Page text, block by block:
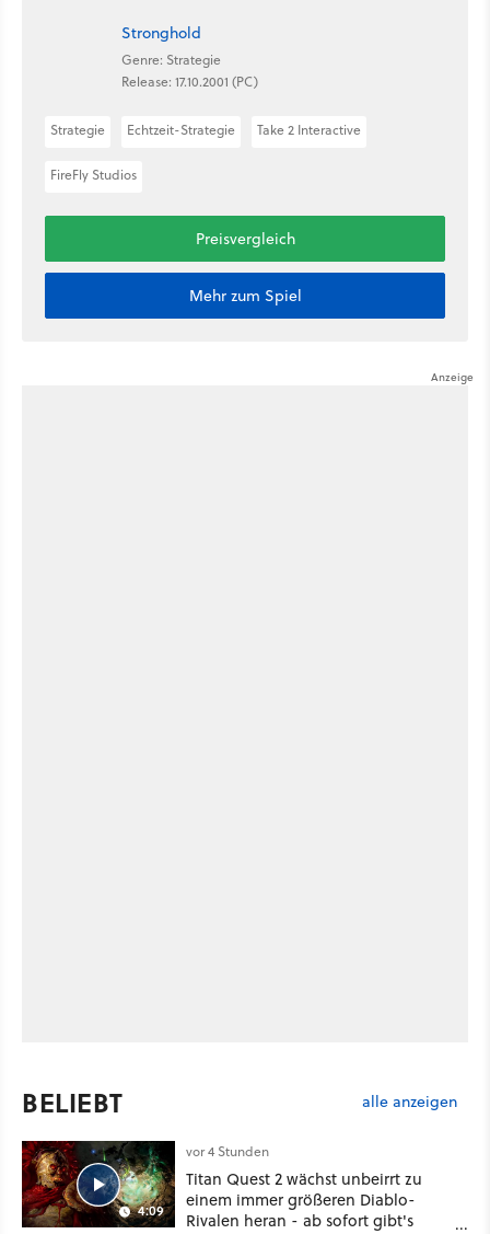
Stronghold
Genre: Strategie
Release: 17.10.2001 (PC)
Strategie Echtzeit-Strategie Take 2 Interactive
FireFly Studios
Preisvergleich
Mehr zum Spiel
BELIEBT alle anzeigen
4:09
vor 4 Stunden
Titan Quest 2 wächst unbeirrt zu
einem immer größeren Diablo-
Rivalen heran - ab sofort gibt's